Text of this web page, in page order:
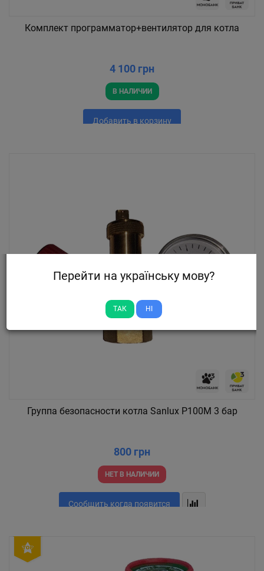
Комплект программатор+вентилятор для котла
4 100 грн
В НАЛИЧИИ
Добавить в корзину
Группа безопасности котла Sanlux P100M 3 бар
800 грн
НЕТ В НАЛИЧИИ
Сообщить когда появится
Перейти на українську мову?
ТАК НІ